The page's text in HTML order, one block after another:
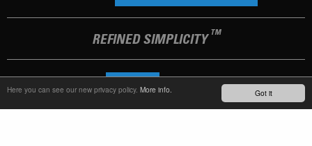
Got it
Here you can see our new privacy policy. More info.
REFINED SIMPLICITY TM
LANGUAGE
TERMS OF USE PRIVACY POLICY IMPRINT